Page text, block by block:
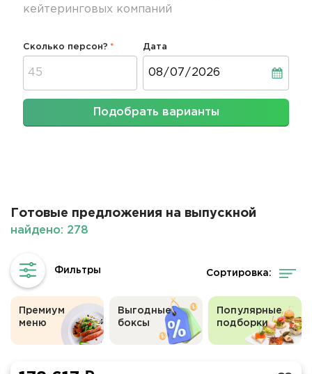
кейтеринговых компаний
Сколько персон? Дата
Подобрать варианты
Готовые предложения на выпускной
найдено: 278
Сортировка:
Премиум
меню
Выгодные
боксы
Популярные
подборки